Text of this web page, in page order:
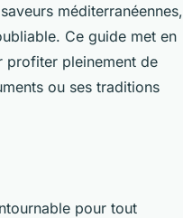
méditerranéennes,
Ce guide met en
profiter pleinement de
ou ses traditions
pour tout